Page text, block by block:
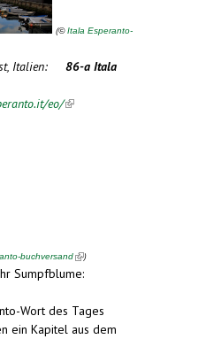
(©Itala Esperanto-
Italien: 86-a Itala
eo/(link is
buchversand )
Sumpfblume:
Wort des Tages
ein Kapitel aus dem